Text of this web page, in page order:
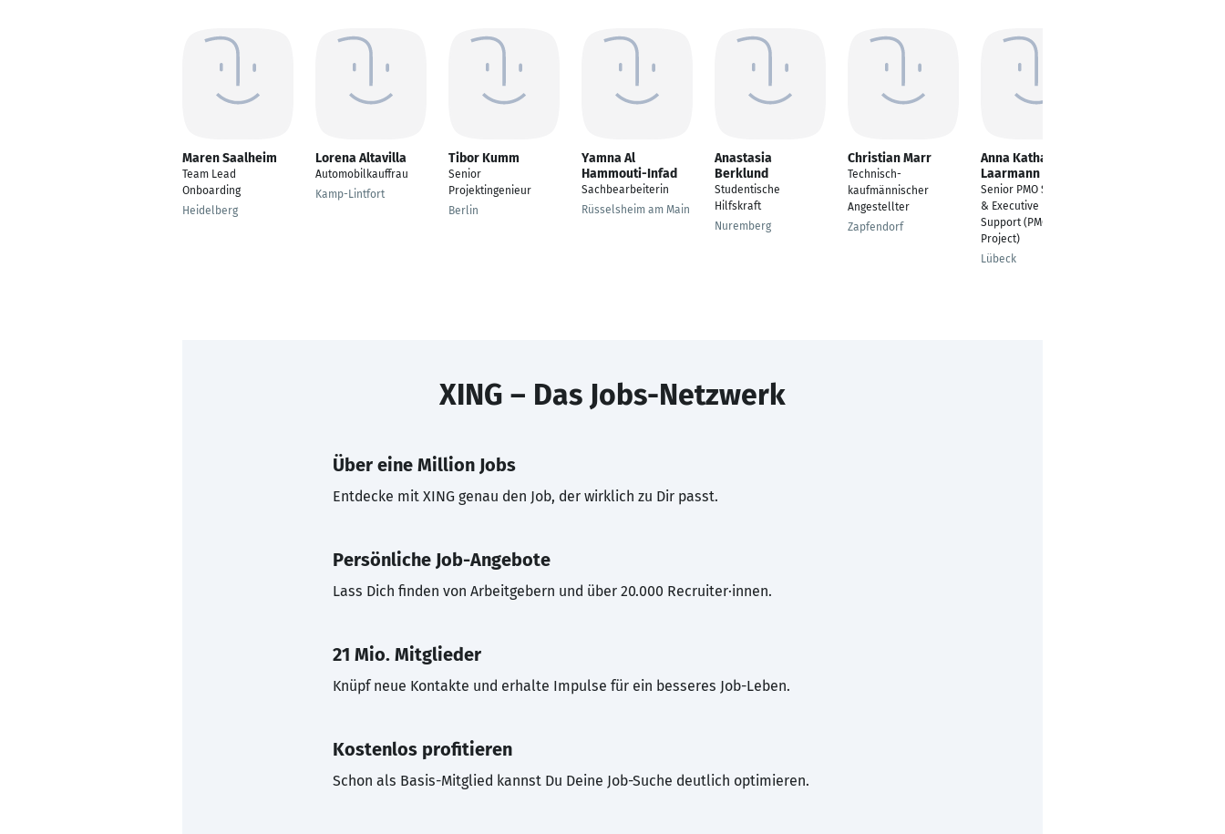
Maren Saalheim
Team Lead
Onboarding
Heidelberg
Lorena Altavilla
Automobilkauffrau
Kamp-Lintfort
Tibor Kumm
Senior
Projektingenieur
Berlin
Yamna Al
Hammouti-Infad
Sachbearbeiterin
Rüsselsheim am Main
Anastasia
Berklund
Studentische
Hilfskraft
Nuremberg
Christian Marr
Technisch-
kaufmännischer
Angestellter
Zapfendorf
Anna Katharina
Laarmann
Senior PMO Specialist
& Executive Board
Support (PMO Setup
Project)
Lübeck
XING – Das Jobs-Netzwerk
Über eine Million Jobs
Entdecke mit XING genau den Job, der wirklich zu Dir passt.
Persönliche Job-Angebote
Lass Dich finden von Arbeitgebern und über 20.000 Recruiter·innen.
21 Mio. Mitglieder
Knüpf neue Kontakte und erhalte Impulse für ein besseres Job-Leben.
Kostenlos profitieren
Schon als Basis-Mitglied kannst Du Deine Job-Suche deutlich optimieren.